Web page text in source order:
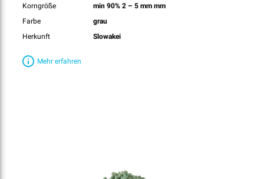
Korngröße
min 90% 2 – 5 mm mm
Farbe
grau
Herkunft
Slowakei
Mehr erfahren